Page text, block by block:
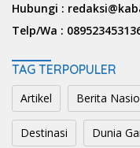
Hubungi :
Telp/Wa :
TAG TERPOPULER
Artikel Berita
Destinasi Dunia